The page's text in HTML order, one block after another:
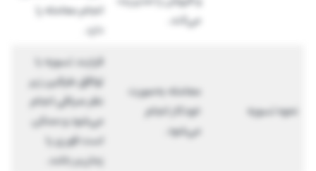
می‌کند.
انجام معامله را
دارد.
نحوه تسویه
معامله به‌صورت
خودکار انجام
می‌شود.
فرایند تسویه با
توافق طرفین زیر
نظر صرافی انجام
می‌شود و ممکن
است فوری یا
زمان‌بر باشد.